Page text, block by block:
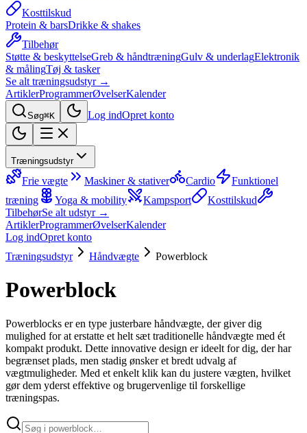
Kosttilskud
Protein & barsDrikke & shakes
Tilbehør
Støtte & beskyttelseGreb & håndtræningGulv & underlagElektronik
& målingTøj & tasker
Se alt træningsudstyr →
ArtiklerProgrammerØvelserKalender
Søg⌘K Log indOpret konto
Træningsudstyr
Frie vægte Maskiner & stativer Cardio
Funktionel
træning
Yoga & mobility Kampsport
Kosttilskud
TilbehørSe alt udstyr →
ArtiklerProgrammerØvelserKalender
Log indOpret konto
Træningsudstyr
Håndvægte Powerblock
Powerblock
Powerblocks er en type justerbare håndvægte, der giver dig
mulighed for at erstatte et helt sæt traditionelle håndvægte med ét
kompakt produkt. Dette innovative design er ideelt for dig, der har
begrænset plads, men stadig ønsker et bredt udvalg af
vægtmuligheder. Med et enkelt klik kan du justere vægten, hvilket
gør dem yderst effektive og brugervenlige til forskellige
træningspas.